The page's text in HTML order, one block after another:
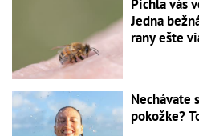
Pichla vás
Jedna
rany ešte
Nechávate
pokožke?